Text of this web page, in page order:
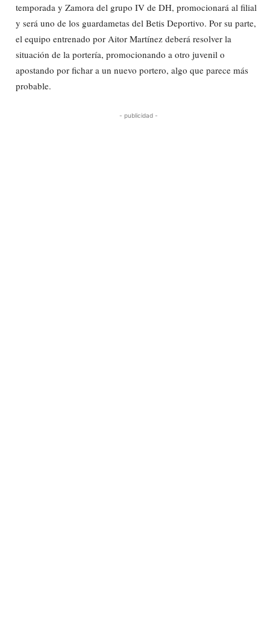
temporada y Zamora del grupo IV de DH, promocionará al filial
y será uno de los guardametas del Betis Deportivo. Por su parte,
el equipo entrenado por Aitor Martínez deberá resolver la
situación de la portería, promocionando a otro juvenil o
apostando por fichar a un nuevo portero, algo que parece más
probable.
- publicidad -